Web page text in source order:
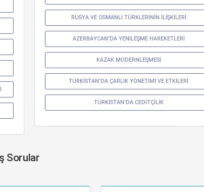
RUSYA VE OSMANLI TÜRKLERİNİN İLİŞKİLERİ
AZERBAYCAN'DA YENİLEŞME HAREKETLERİ
KAZAK MODERNLEŞMESİ
TÜRKİSTAN'DA ÇARLIK YÖNETİMİ VE ETKİLERİ
TÜRKİSTAN'DA CEDİTÇİLİK
Sorular